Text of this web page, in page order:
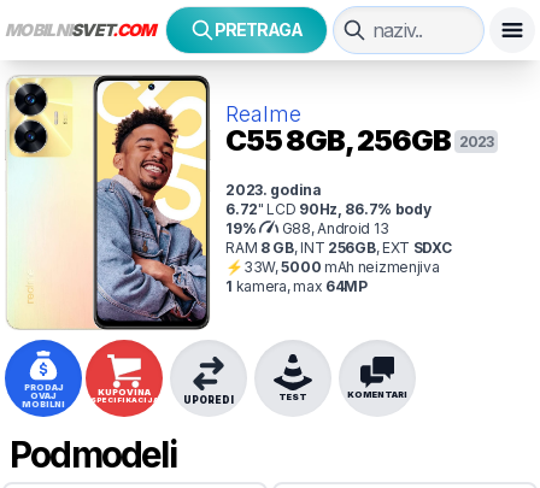
MOBILNISVET.COM PRETRAGA
Realme
C558GB, 256GB 2023
2023. godina
6.72" LCD 90Hz 86.7% body
19%
G88, Android 13
RAM 8GB,INT 256GB,EXT SDXC
⚡ 33W,5000 mAh neizmenjiva
1 kamera, max 64MP
PRODAJ
OVAJ
MOBILNI
KUPOVINA
SPECIFIKACIJA TEST KOMENTARI
UPOREDI
Podmodeli